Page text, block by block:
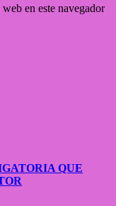
en este navegador
QUE